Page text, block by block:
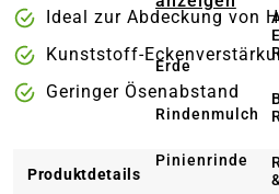
Erde
Rindenmulch
Pinienrinde
Ideal zur Abdeckung von
Kunststoff-
Geringer Ösenabstand
Produktdetails